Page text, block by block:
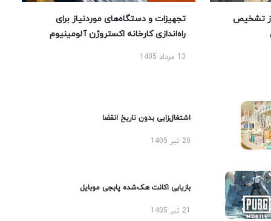
تشخیص
تجهیزات و دستگاه‌های موردنیاز برای
راه‌اندازی کارخانه اکستروژن آلومینیوم
13 مرداد 1405
اشتغال‌زایی بدون تاریخ انقضا
20 تیر 1405
بازیابی اکانت هک‌شده پابجی موبایل